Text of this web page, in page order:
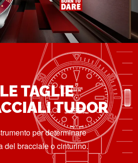
TAGLIE
TUDOR
per determinare
del bracciale o cinturino.